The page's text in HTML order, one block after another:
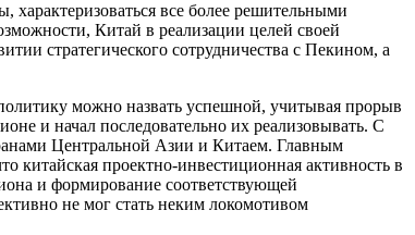
все более решительными
Китай в реализации целей своей
стратегического сотрудничества с Пекином, а
можно назвать успешной, учитывая прорыв
и начал последовательно их реализовывать. С
Центральной Азии и Китаем. Главным
проектно-инвестиционная активность в
и формирование соответствующей
не мог стать неким локомотивом